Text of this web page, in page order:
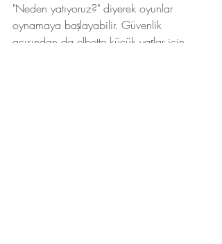
"Neden yatıyoruz?" diyerek oyunlar
oynamaya başlayabilir. Güvenlik
açısından da elbette küçük yaşlar için